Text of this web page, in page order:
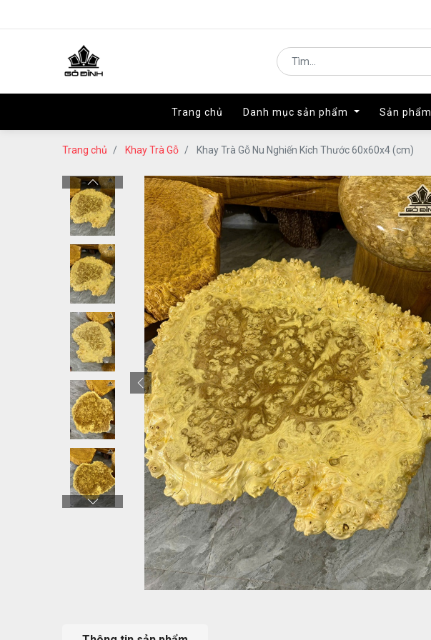
Trang chủ Danh mục sản phẩm Sản phẩm
Trang chủ Danh mục sản phẩm Sản phẩm
Trang chủ Khay Trà Gỗ Khay Trà Gỗ Nu Nghiến Kích Thước 60x60x4 (cm)